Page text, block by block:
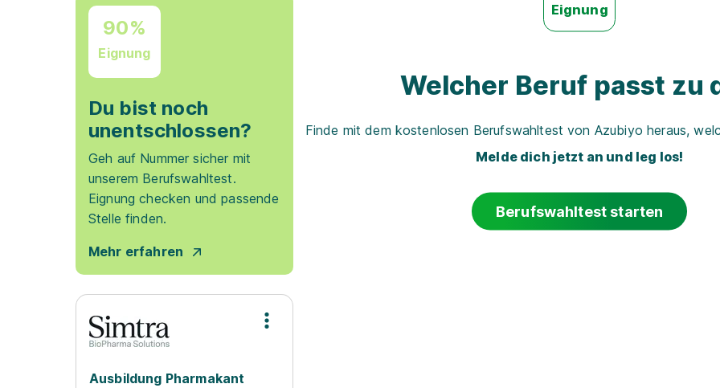
90%
Eignung
Du bist noch
unentschlossen?
Geh auf Nummer sicher mit
unserem Berufswahltest.
Eignung checken und passende
Stelle finden.
Mehr erfahren
Ausbildung Pharmakant
Eignung
Welcher Beruf passt zu
Finde mit dem kostenlosen Berufswahltest von Azubiyo heraus,
Melde dich jetzt an und leg los!
Berufswahltest starten